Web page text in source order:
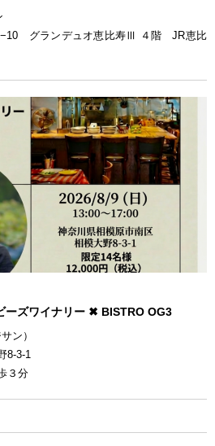
グランデュオ恵比寿Ⅲ ４階 JR恵比
ーズワイナリー ✖ BISTRO OG3
ン）
8-3-1
３分